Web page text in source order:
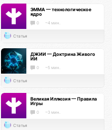
ЭММА — технологическое
ядро
0 ~4 мин.
Статья
ДЖИИ — Доктрина Живого
ИИ
0 ~5 мин.
Статья
Великая Иллюзия — Правила
Игры
0 ~3 мин.
Статья